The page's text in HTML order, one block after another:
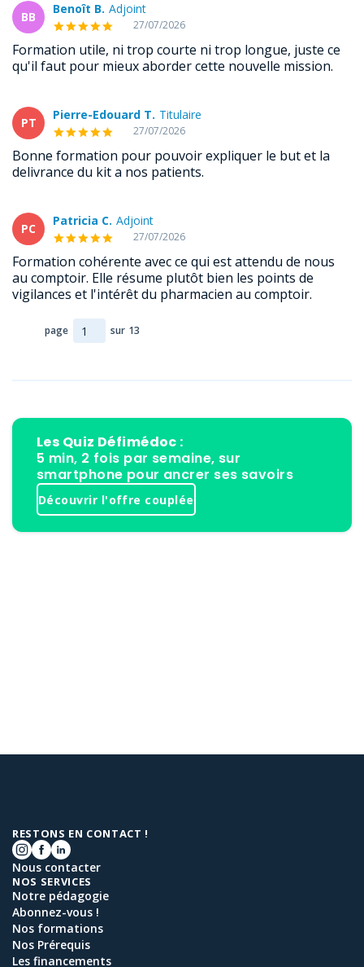
BB
Benoît B. Adjoint
27/07/2026
Formation utile, ni trop courte ni trop longue, juste ce
qu'il faut pour mieux aborder cette nouvelle mission.
PT
Pierre-Edouard T. Titulaire
27/07/2026
Bonne formation pour pouvoir expliquer le but et la
delivrance du kit a nos patients.
PC
Patricia C. Adjoint
27/07/2026
Formation cohérente avec ce qui est attendu de nous
au comptoir. Elle résume plutôt bien les points de
vigilances et l'intérêt du pharmacien au comptoir.
page sur 13
Les Quiz Défimédoc :
5 min, 2 fois par semaine, sur
smartphone pour ancrer ses savoirs
Découvrir l'offre couplée
RESTONS EN CONTACT !
Nous contacter
NOS SERVICES
Notre pédagogie
Abonnez-vous !
Nos formations
Nos Prérequis
Les financements